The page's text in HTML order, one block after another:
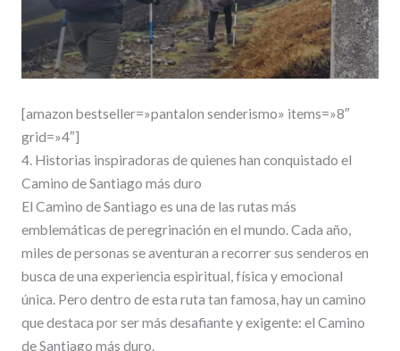
[amazon bestseller=»pantalon senderismo» items=»8″
grid=»4″]
4. Historias inspiradoras de quienes han conquistado el
Camino de Santiago más duro
El Camino de Santiago es una de las rutas más
emblemáticas de peregrinación en el mundo. Cada año,
miles de personas se aventuran a recorrer sus senderos en
busca de una experiencia espiritual, física y emocional
única. Pero dentro de esta ruta tan famosa, hay un camino
que destaca por ser más desafiante y exigente: el Camino
de Santiago más duro.